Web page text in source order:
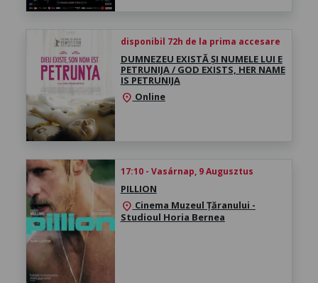
disponibil 72h de la prima accesare
DUMNEZEU EXISTĂ ȘI NUMELE LUI E
PETRUNIJA / GOD EXISTS, HER NAME
IS PETRUNIJA
location_on Online
17:10 - Vasárnap, 9 Augusztus
PILLION
location_on Cinema Muzeul Țăranului -
Studioul Horia Bernea